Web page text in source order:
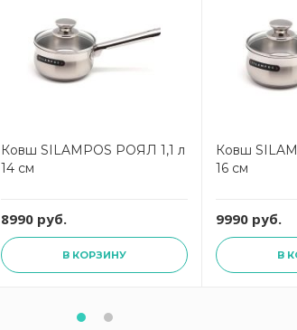
Ковш SILAMPOS РОЯЛ 1,1 л
14 см
8990 руб.
В КОРЗИНУ
Ковш
16 см
9990 руб.
В